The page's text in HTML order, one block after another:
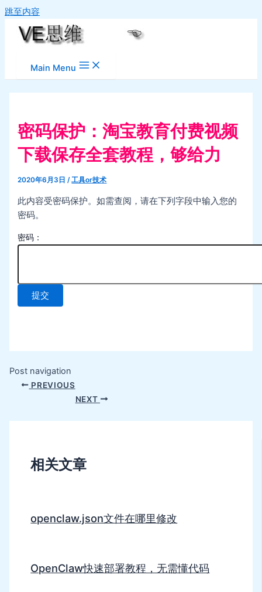
跳至内容
Main Menu
密码保护：淘宝教育付费视频
下载保存全套教程，够给力
2020年6月3日/工具or技术
此内容受密码保护。如需查阅，请在下列字段中输入您的
密码。
密码：
Post navigation
PREVIOUS
NEXT
相关文章
openclaw.json文件在哪里修改
OpenClaw快速部署教程，无需懂代码